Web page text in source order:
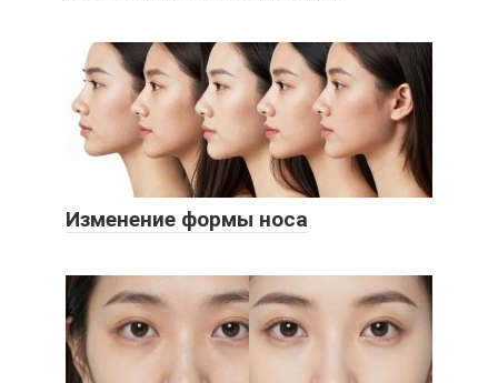
Изменение формы носа